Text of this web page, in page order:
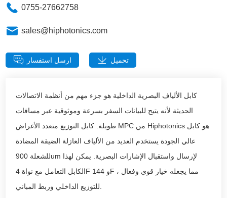
0755-27662758
sales@hiphotonics.com
ارسل استفسار تحميل
كابل الألياف البصرية الداخلية هو جزء مهم من أنظمة الاتصالات
الحديثة لأنه يتيح للبيانات السفر بسرعة وموثوقية عبر مسافات
طويلة. كابل التوزيع متعدد الأغراض MPC من Hiphotonics هو كابل
عالي الجودة يستخدم العديد من الألياف العازلة الضيقة المضادة
للشعلة 900um لإرسال واستقبال الإشارات البصرية. يمكن لهذا
الكابل التعامل مع نواة 4F و 144F ، مما يجعله خيار قوي وفعال